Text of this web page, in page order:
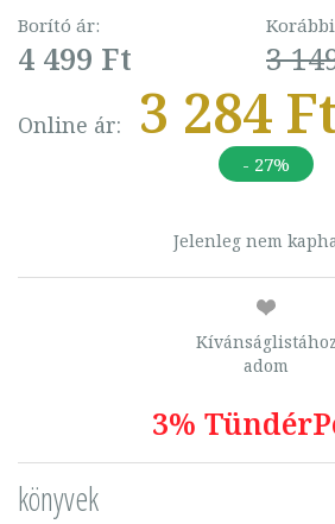
Borító ár:
4 499 Ft 3
Online ár: 3 284
- 27%
Jelenleg nem
Kívánságlistához
adom
3%
könyvek